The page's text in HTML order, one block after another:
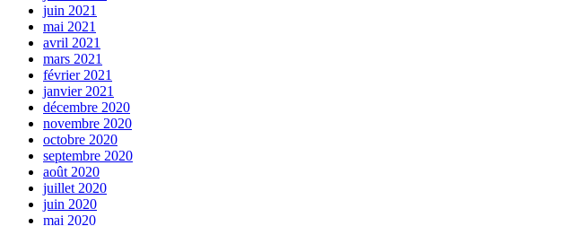
juin 2021
mai 2021
avril 2021
mars 2021
février 2021
janvier 2021
décembre 2020
novembre 2020
octobre 2020
septembre 2020
août 2020
juillet 2020
juin 2020
mai 2020